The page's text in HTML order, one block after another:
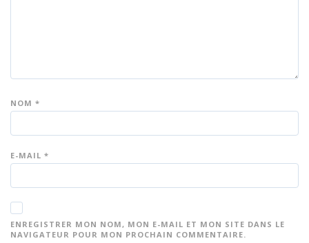
NOM *
E-MAIL *
ENREGISTRER MON NOM, MON E-MAIL ET MON SITE DANS LE
NAVIGATEUR POUR MON PROCHAIN COMMENTAIRE.